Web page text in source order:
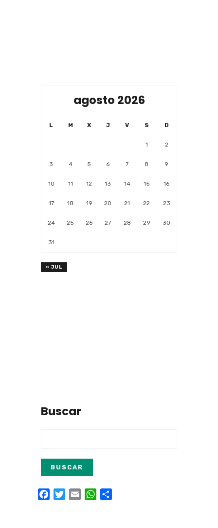
agosto 2026
L M X J V S D
1 2
3 4 5 6 7 8 9
10 11 12 13 14 15 16
17 18 19 20 21 22 23
24 25 26 27 28 29 30
31
« JUL
Buscar
FacebookTwitter
Email WhatsApp